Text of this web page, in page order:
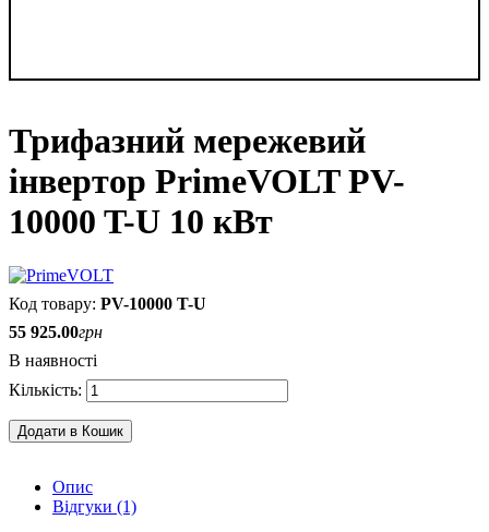
Трифазний мережевий
інвертор PrimeVOLT PV-
10000 T-U 10 кВт
PV-10000 T-U
55 925.00грн
В наявності
Додати в Кошик
Опис
Відгуки (1)